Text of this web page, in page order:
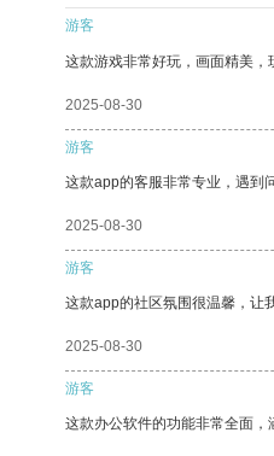
游客
这款游戏非常好玩，画面精美，
2025-08-30
游客
这款app的客服非常专业，遇到
2025-08-30
游客
这款app的社区氛围很温馨，让
2025-08-30
游客
这款办公软件的功能非常全面，